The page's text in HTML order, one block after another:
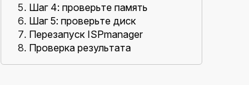
Шаг 4: проверьте память
Шаг 5: проверьте диск
Перезапуск ISPmanager
Проверка результата